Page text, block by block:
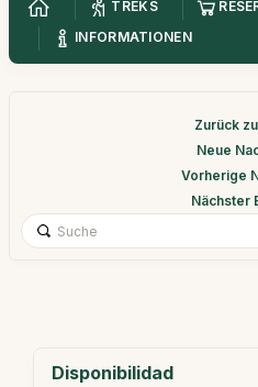
TREKS
INFORMATIONEN
Zurück
Neue
Vorherige
Nächster
Disponibilidad